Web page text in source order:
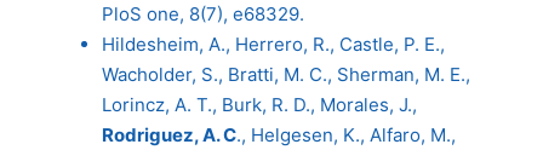
PloS one, 8(7), e68329.
Hildesheim, A., Herrero, R., Castle, P. E.,
Wacholder, S., Bratti, M. C., Sherman, M. E.,
Lorincz, A. T., Burk, R. D., Morales, J.,
Rodriguez, A. C., Helgesen, K., Alfaro, M.,